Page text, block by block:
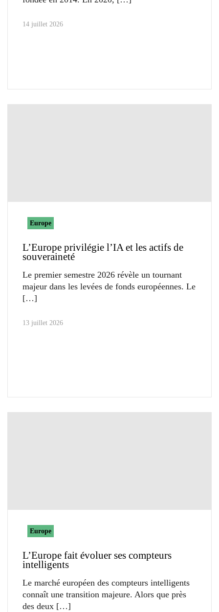
14 juillet 2026
Europe
L’Europe privilégie l’IA et les actifs de
souveraineté
Le premier semestre 2026 révèle un tournant
majeur dans les levées de fonds européennes. Le
13 juillet 2026
Europe
L’Europe fait évoluer ses compteurs
intelligents
Le marché européen des compteurs intelligents
connaît une transition majeure. Alors que près
des deux